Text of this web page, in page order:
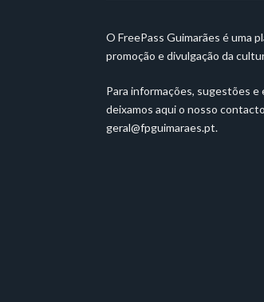
O FreePass Guimarães é uma
promoção e divulgação da
Para informações, sugestões
deixamos aqui o nosso
geral@fpguimaraes.pt.